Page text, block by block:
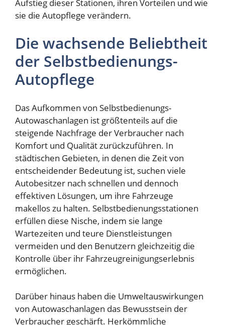
Aufstieg dieser Stationen, ihren Vorteilen und wie
sie die Autopflege verändern.
Die wachsende Beliebtheit
der Selbstbedienungs-
Autopflege
Das Aufkommen von Selbstbedienungs-
Autowaschanlagen ist größtenteils auf die
steigende Nachfrage der Verbraucher nach
Komfort und Qualität zurückzuführen. In
städtischen Gebieten, in denen die Zeit von
entscheidender Bedeutung ist, suchen viele
Autobesitzer nach schnellen und dennoch
effektiven Lösungen, um ihre Fahrzeuge
makellos zu halten. Selbstbedienungsstationen
erfüllen diese Nische, indem sie lange
Wartezeiten und teure Dienstleistungen
vermeiden und den Benutzern gleichzeitig die
Kontrolle über ihr Fahrzeugreinigungserlebnis
ermöglichen.
Darüber hinaus haben die Umweltauswirkungen
von Autowaschanlagen das Bewusstsein der
Verbraucher geschärft. Herkömmliche